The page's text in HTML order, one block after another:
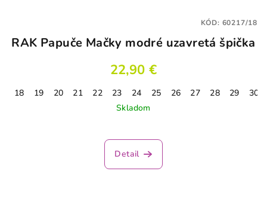
RAK Papuče Mačky modré uzavretá špička
22,90 €
18 19 20 21 22 23 24 25 26 27 28 29
30
Skladom
Detail
KÓD: 60217/18